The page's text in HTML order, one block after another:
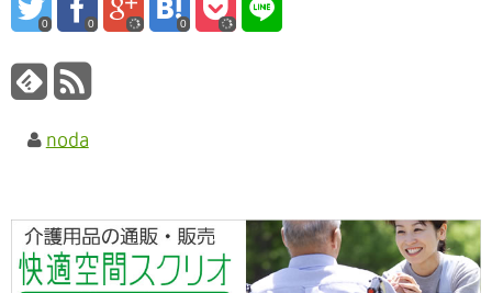
0 0 0
noda